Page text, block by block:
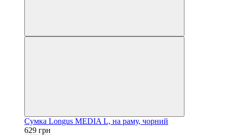
Сумка Longus MEDIA L, на раму, чорний
629 грн